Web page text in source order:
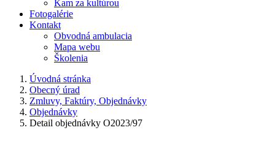
Kam za kultúrou
Fotogalérie
Kontakt
Obvodná ambulacia
Mapa webu
Školenia
Úvodná stránka
Obecný úrad
Zmluvy, Faktúry, Objednávky
Objednávky
Detail objednávky O2023/97